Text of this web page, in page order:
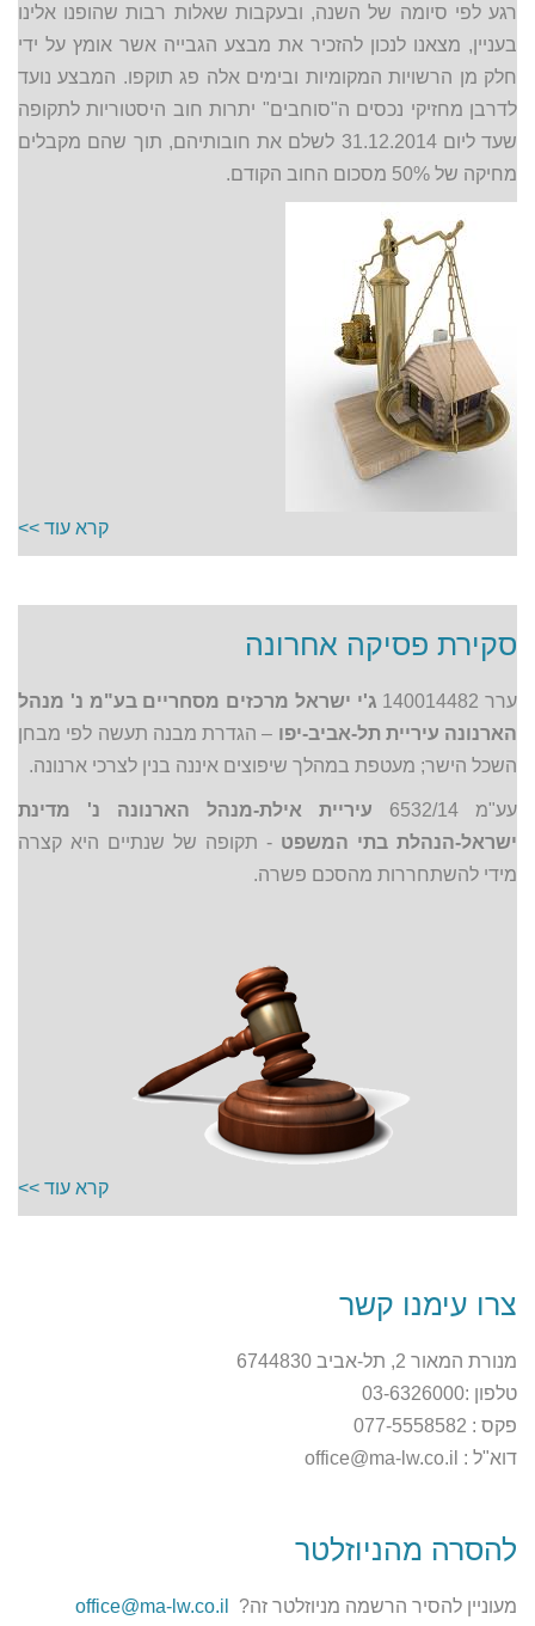
רגע לפי סיומה של השנה, ובעקבות שאלות רבות שהופנו אלינו
בעניין, מצאנו לנכון להזכיר את מבצע הגבייה אשר אומץ על ידי
חלק מן הרשויות המקומיות ובימים אלה פג תוקפו. המבצע נועד
לדרבן מחזיקי נכסים ה"סוחבים" יתרות חוב היסטוריות לתקופה
שעד ליום 31.12.2014 לשלם את חובותיהם, תוך שהם מקבלים
מחיקה של 50% מסכום החוב הקודם.
קרא עוד >>
סקירת פסיקה אחרונה
ערר 140014482
ג'י ישראל מרכזים מסחריים בע"מ נ' מנהל
הארנונה עיריית תל-אביב-יפו – הגדרת מבנה תעשה לפי מבחן
השכל הישר; מעטפת במהלך שיפוצים איננה בנין לצרכי ארנונה.
עע"מ 6532/14
עיריית אילת-מנהל הארנונה נ' מדינת
ישראל-הנהלת בתי המשפט - תקופה של שנתיים היא קצרה
מידי להשתחררות מהסכם פשרה.
קרא עוד >>
צרו עימנו קשר
מנורת המאור 2, תל-אביב 6744830
טלפון :03-6326000
פקס : 077-5558582
דוא"ל : office@ma-lw.co.il
להסרה מהניוזלטר
מעוניין להסיר הרשמה מניוזלטר זה? office@ma-lw.co.il